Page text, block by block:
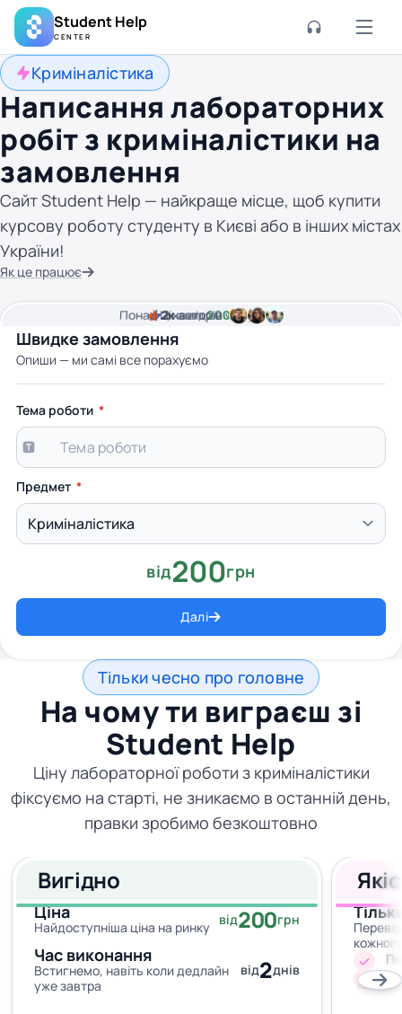
Student Help
CENTER
Криміналістика
Написання лабораторних
робіт з криміналістики на
замовлення
Сайт Student Help — найкраще місце, щоб купити
курсову роботу студенту в Києві або в інших містах
України!
Як це працює
Швидке замовлення
Опиши — ми самі все порахуємо
2хвилини часу
Ціна від200 грн
Понад2кавторів
Тема роботи
Предмет
від200грн
Далі
Тільки чесно про головне
На чому ти виграєш зі
Student Help
Ціну лабораторної роботи з криміналістики
фіксуємо на старті, не зникаємо в останній день,
правки зробимо безкоштовно
Вигідно
Ціна
Найдоступніша ціна на ринку від200грн
Час виконання
Встигнемо, навіть коли дедлайн
уже завтра
від2днів